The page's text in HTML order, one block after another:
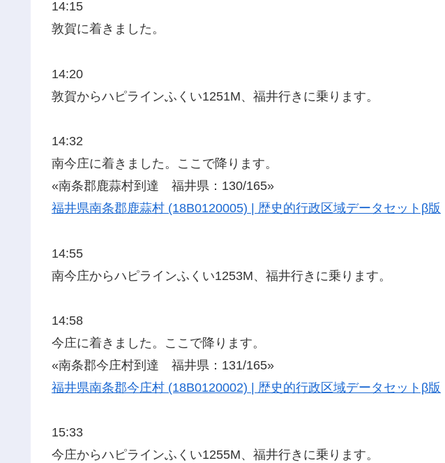
14:15
敦賀に着きました。
14:20
敦賀からハピラインふくい1251M、福井行きに乗ります。
14:32
南今庄に着きました。ここで降ります。
«南条郡鹿蒜村到達 福井県：130/165»
福井県南条郡鹿蒜村 (18B0120005) | 歴史的行政区域データセットβ版
14:55
南今庄からハピラインふくい1253M、福井行きに乗ります。
14:58
今庄に着きました。ここで降ります。
«南条郡今庄村到達 福井県：131/165»
福井県南条郡今庄村 (18B0120002) | 歴史的行政区域データセットβ版
15:33
今庄からハピラインふくい1255M、福井行きに乗ります。